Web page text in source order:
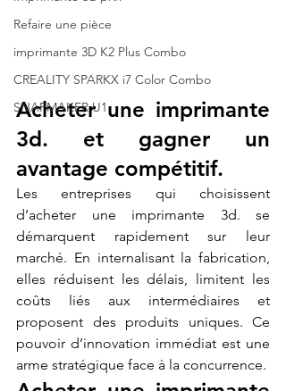
Refaire une pièce
imprimante 3D K2 Plus Combo
CREALITY SPARKX i7 Color Combo
SNAPMAKER U1
Acheter une imprimante
3d. et gagner un
avantage compétitif.
Les entreprises qui choisissent
d’acheter une imprimante 3d. se
démarquent rapidement sur leur
marché. En internalisant la fabrication,
elles réduisent les délais, limitent les
coûts liés aux intermédiaires et
proposent des produits uniques. Ce
pouvoir d’innovation immédiat est une
arme stratégique face à la concurrence.